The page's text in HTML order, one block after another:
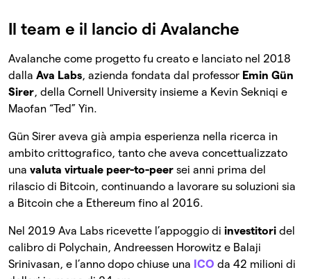
Il team e il lancio di Avalanche
Avalanche come progetto fu creato e lanciato nel 2018
dalla Ava Labs, azienda fondata dal professor Emin Gün
Sirer, della Cornell University insieme a Kevin Sekniqi e
Maofan “Ted” Yin.
Gün Sirer aveva già ampia esperienza nella ricerca in
ambito crittografico, tanto che aveva concettualizzato
una valuta virtuale peer-to-peer sei anni prima del
rilascio di Bitcoin, continuando a lavorare su soluzioni sia
a Bitcoin che a Ethereum fino al 2016.
Nel 2019 Ava Labs ricevette l’appoggio di investitori del
calibro di Polychain, Andreessen Horowitz e Balaji
Srinivasan, e l’anno dopo chiuse una ICO da 42 milioni di